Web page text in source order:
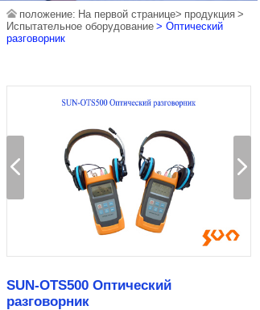
положение: На первой странице> продукция >
Испытательное оборудование > Оптический
разговорник
SUN-OTS500 Оптический
разговорник